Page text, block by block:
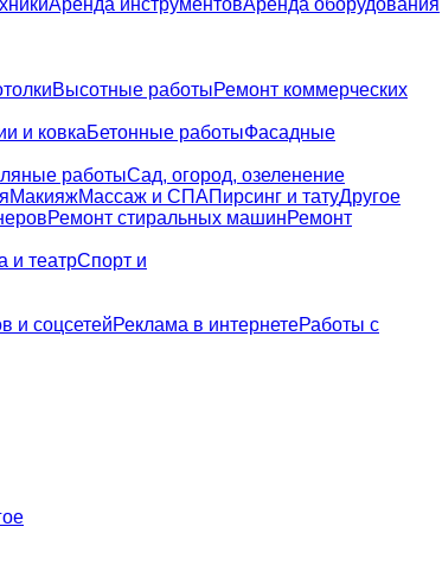
Высотные работыРемонт коммерческих
и ковкаБетонные работыФасадные
работыСад, огород, озеленение
МакияжМассаж и СПАПирсинг и татуДругое
Ремонт стиральных машинРемонт
и театрСпорт и
и соцсетейРеклама в интернетеРаботы с